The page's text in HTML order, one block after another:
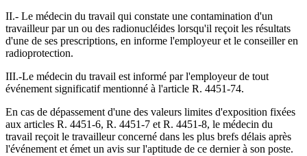
II.- Le médecin du travail qui constate une contamination d'un
travailleur par un ou des radionucléides lorsqu'il reçoit les résultats
d'une de ses prescriptions, en informe l'employeur et le conseiller en
radioprotection.
III.-Le médecin du travail est informé par l'employeur de tout
événement significatif mentionné à l'article R. 4451-74.
En cas de dépassement d'une des valeurs limites d'exposition fixées
aux articles R. 4451-6, R. 4451-7 et R. 4451-8, le médecin du
travail reçoit le travailleur concerné dans les plus brefs délais après
l'événement et émet un avis sur l'aptitude de ce dernier à son poste.